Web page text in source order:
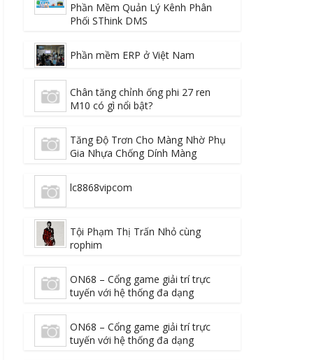
Phần Mềm Quản Lý Kênh Phân
Phối SThink DMS
Phần mềm ERP ở Việt Nam
Chân tăng chỉnh ống phi 27 ren
M10 có gì nổi bật?
Tăng Độ Trơn Cho Màng Nhờ Phụ
Gia Nhựa Chống Dính Màng
lc8868vipcom
Tội Phạm Thị Trấn Nhỏ cùng
rophim
ON68 – Cổng game giải trí trực
tuyến với hệ thống đa dạng
ON68 – Cổng game giải trí trực
tuyến với hệ thống đa dạng